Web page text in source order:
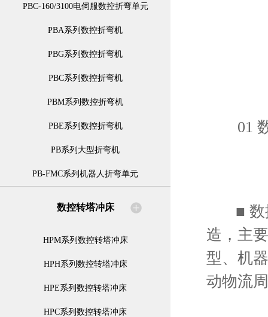
PBC-160/3100电伺服数控折弯单元
PBA系列数控折弯机
PBG系列数控折弯机
PBC系列数控折弯机
PBM系列数控折弯机
PBE系列数控折弯机
PB系列大型折弯机
PB-FMC系列机器人折弯单元
数控转塔冲床
HPM系列数控转塔冲床
HPH系列数控转塔冲床
HPE系列数控转塔冲床
HPC系列数控转塔冲床
01 数
■ 数控
造，主
型、机
动物流